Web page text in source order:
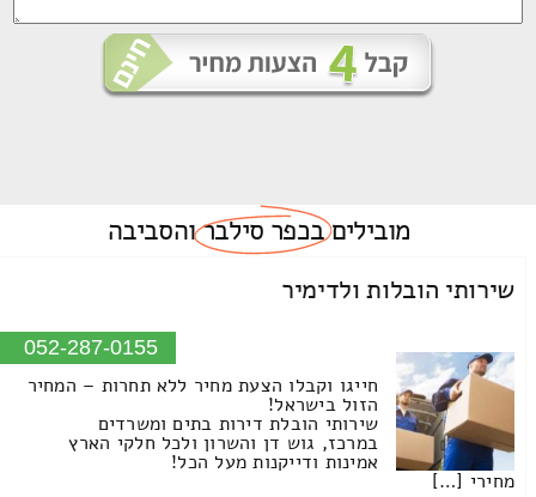
מוביליםבכפר סילברוהסביבה
שירותי הובלות ולדימיר
052-287-0155
חייגו וקבלו הצעת מחיר ללא תחרות – המחיר
הזול בישראל!
שירותי הובלת דירות בתים ומשרדים
במרכז, גוש דן והשרון ולכל חלקי הארץ
אמינות ודייקנות מעל הכל!
מחירי […]